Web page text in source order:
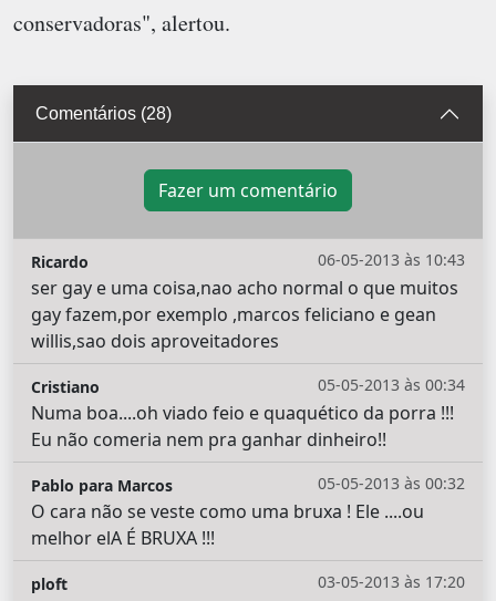
conservadoras", alertou.
Comentários (28)
Fazer um comentário
06-05-2013 às 10:43
Ricardo
ser gay e uma coisa,nao acho normal o que muitos
gay fazem,por exemplo ,marcos feliciano e gean
willis,sao dois aproveitadores
05-05-2013 às 00:34
Cristiano
Numa boa....oh viado feio e quaquético da porra !!!
Eu não comeria nem pra ganhar dinheiro!!
05-05-2013 às 00:32
Pablo para Marcos
O cara não se veste como uma bruxa ! Ele ....ou
melhor elA É BRUXA !!!
03-05-2013 às 17:20
ploft